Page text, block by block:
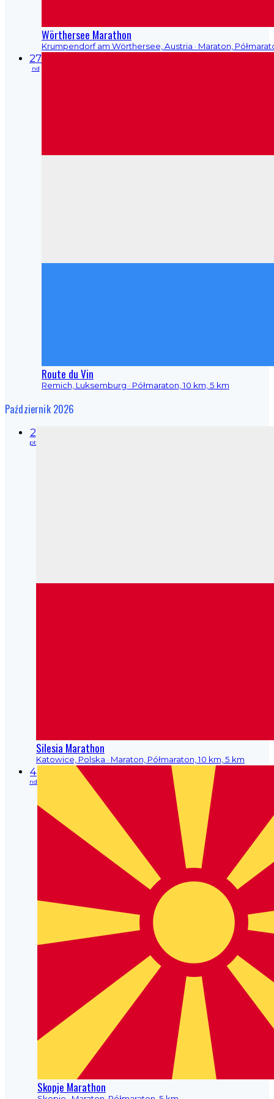
Wörthersee Marathon
Krumpendorf am Wörthersee, Austria · Maraton,
27
nd
Route du Vin
Remich, Luksemburg · Półmaraton, 10 km, 5 km
Październik 2026
2
pt
Silesia Marathon
Katowice, Polska · Maraton, Półmaraton, 10 km, 5 km
4
nd
Skopje Marathon